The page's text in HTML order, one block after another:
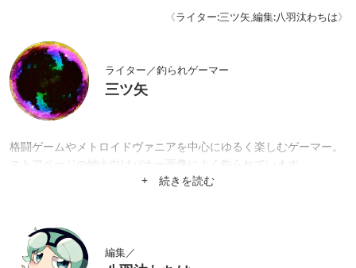
《ライター:三ツ矢,編集:八羽汰わちは》
ライター／釣られゲーマー
三ツ矢
格闘ゲームやメトロイドヴァニアを中心にゆるく楽しむゲーマー。
ストアページの紳士向けバナー画像によく釣られています。
+ 続きを読む
編集／